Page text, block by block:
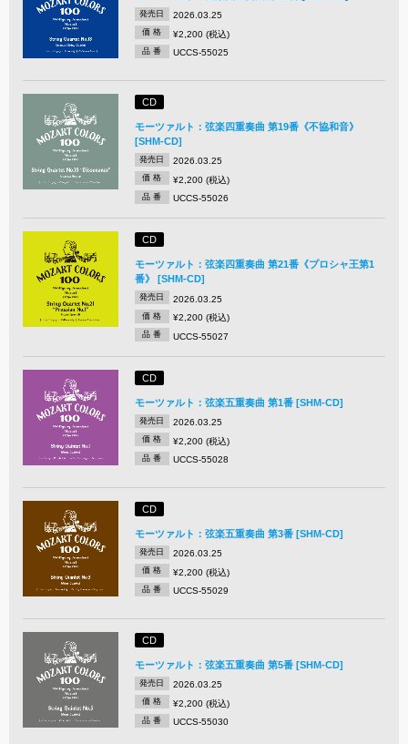
発売日 2026.03.25
価 格 ¥2,200 (税込)
品 番 UCCS-55025
CD
モーツァルト：弦楽四重奏曲 第19番《不協和音》
[SHM-CD]
発売日 2026.03.25
価 格 ¥2,200 (税込)
品 番 UCCS-55026
CD
モーツァルト：弦楽四重奏曲 第21番《プロシャ王第1
番》 [SHM-CD]
発売日 2026.03.25
価 格 ¥2,200 (税込)
品 番 UCCS-55027
CD
モーツァルト：弦楽五重奏曲 第1番 [SHM-CD]
発売日 2026.03.25
価 格 ¥2,200 (税込)
品 番 UCCS-55028
CD
モーツァルト：弦楽五重奏曲 第3番 [SHM-CD]
発売日 2026.03.25
価 格 ¥2,200 (税込)
品 番 UCCS-55029
CD
モーツァルト：弦楽五重奏曲 第5番 [SHM-CD]
発売日 2026.03.25
価 格 ¥2,200 (税込)
品 番 UCCS-55030